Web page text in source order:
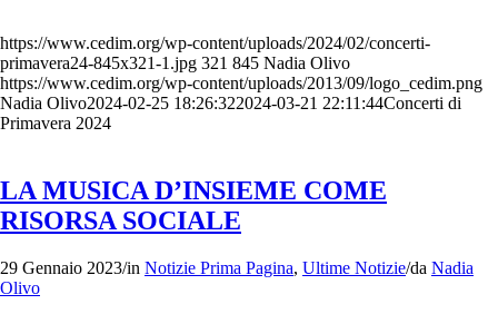
https://www.cedim.org/wp-content/uploads/2024/02/concerti-
primavera24-845x321-1.jpg 321 845 Nadia Olivo
https://www.cedim.org/wp-content/uploads/2013/09/logo_cedim.png
Nadia Olivo2024-02-25 18:26:322024-03-21 22:11:44Concerti di
Primavera 2024
LA MUSICA D’INSIEME COME
RISORSA SOCIALE
29 Gennaio 2023/in Notizie Prima Pagina, Ultime Notizie/da Nadia
Olivo